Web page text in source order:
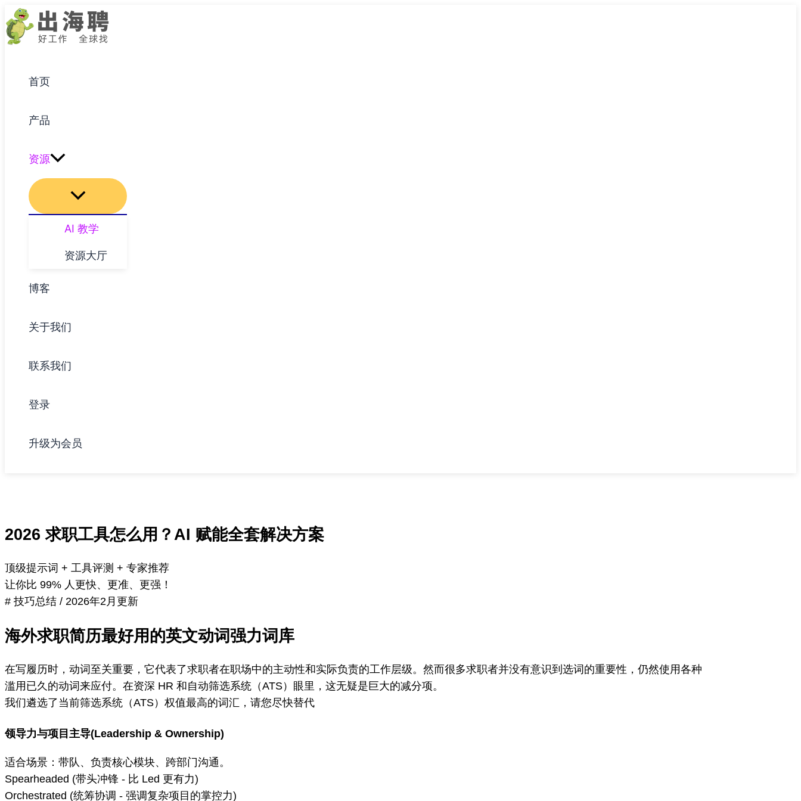
跳
至
内
首页
产品
资源
AI 教学
资源大厅
博客
关于我们
联系我们
登录
升级为会员
2026 求职工具怎么用？AI 赋能全套解决方案
顶级提示词 + 工具评测 + 专家推荐
让你比 99% 人更快、更准、更强！
# 技巧总结 / 2026年2月更新
海外求职简历最好用的英文动词强力词库
在写履历时，动词至关重要，它代表了求职者在职场中的主动性和实际负责的工作层级。然而很多求职者并没有意识到选词的重要性，仍然使用各种
滥用已久的动词来应付。在资深 HR 和自动筛选系统（ATS）眼里，这无疑是巨大的减分项。
我们遴选了当前筛选系统（ATS）权值最高的词汇，请您尽快替代
领导力与项目主导(Leadership & Ownership)
适合场景：带队、负责核心模块、跨部门沟通。
Spearheaded (带头冲锋 - 比 Led 更有力)
Orchestrated (统筹协调 - 强调复杂项目的掌控力)